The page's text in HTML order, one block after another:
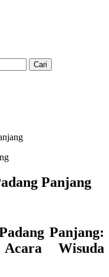
Panjang
Panjang:
Wisuda